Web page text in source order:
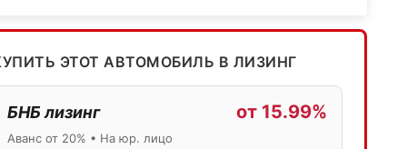
ЭТОТ АВТОМОБИЛЬ В ЛИЗИНГ
БНБ лизинг от 15.99%
Аванс от 20% • На юр. лицо